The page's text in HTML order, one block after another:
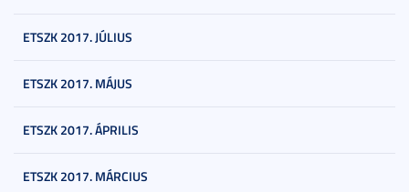
ETSZK 2017. JÚLIUS
ETSZK 2017. MÁJUS
ETSZK 2017. ÁPRILIS
ETSZK 2017. MÁRCIUS